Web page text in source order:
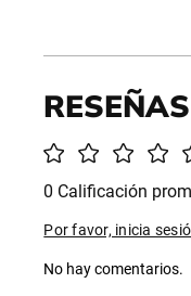
0 Calificación
Por favor, inicia
No hay comentarios.